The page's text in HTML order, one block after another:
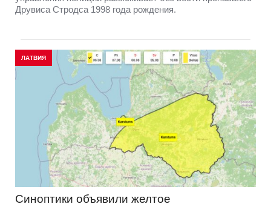
Друвиса Стродса 1998 года рождения.
ЛАТВИЯ
Синоптики объявили желтое